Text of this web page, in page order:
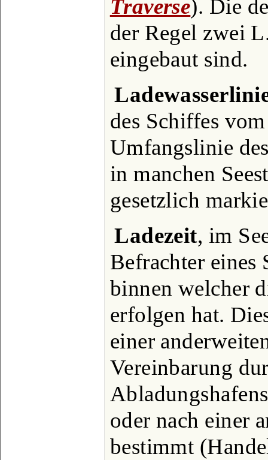
Traverse). Die
der Regel zwei
eingebaut sind.
des Schiffes
Umfangslinie
in manchen
gesetzlich
Ladezeit, im
Befrachter eines
binnen welcher
erfolgen hat.
einer
Vereinbarung
oder nach einer
bestimmt